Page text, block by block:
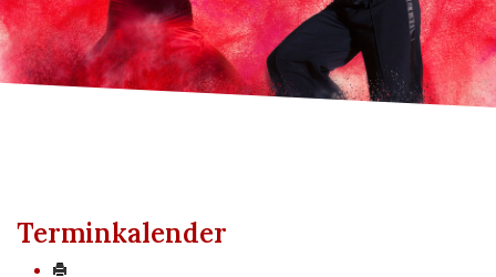
Terminkalender